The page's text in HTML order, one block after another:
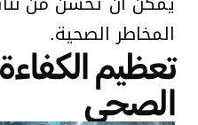
المخاطر الصحية.
تعظيم
الصحي